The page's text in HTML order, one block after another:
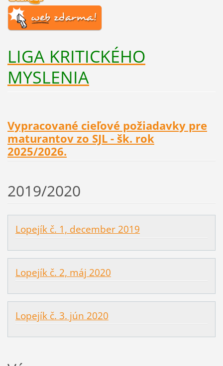
LIGA KRITICKÉHO
MYSLENIA
Vypracované cieľové požiadavky pre
maturantov zo SJL - šk. rok
2025/2026.
2019/2020
Lopejík č. 1, december 2019
Lopejík č. 2, máj 2020
Lopejík č. 3. jún 2020